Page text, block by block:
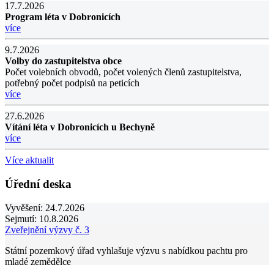
17.7.2026
Program léta v Dobronicích
více
9.7.2026
Volby do zastupitelstva obce
Počet volebních obvodů, počet volených členů zastupitelstva,
potřebný počet podpisů na peticích
více
27.6.2026
Vítání léta v Dobronicích u Bechyně
více
Více aktualit
Úřední deska
Vyvěšení: 24.7.2026
Sejmutí: 10.8.2026
Zveřejnění výzvy č. 3
Státní pozemkový úřad vyhlašuje výzvu s nabídkou pachtu pro
mladé zemědělce